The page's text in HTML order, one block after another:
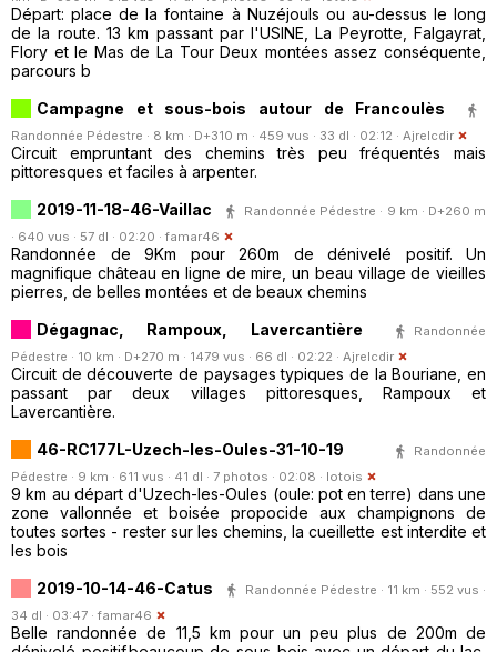
Départ: place de la fontaine à Nuzéjouls ou au-dessus le long
de la route. 13 km passant par l'USINE, La Peyrotte, Falgayrat,
Flory et le Mas de La Tour Deux montées assez conséquente,
parcours b
Campagne et sous-bois autour de Francoulès
Randonnée Pédestre · 8 km · D+310 m · 459 vus · 33 dl · 02:12 · Ajrelcdir
Circuit empruntant des chemins très peu fréquentés mais
pittoresques et faciles à arpenter.
2019-11-18-46-Vaillac
Randonnée Pédestre · 9 km · D+260 m
· 640 vus · 57 dl · 02:20 · famar46
Randonnée de 9Km pour 260m de dénivelé positif. Un
magnifique château en ligne de mire, un beau village de vieilles
pierres, de belles montées et de beaux chemins
Dégagnac, Rampoux, Lavercantière
Randonnée
Pédestre · 10 km · D+270 m · 1479 vus · 66 dl · 02:22 · Ajrelcdir
Circuit de découverte de paysages typiques de la Bouriane, en
passant par deux villages pittoresques, Rampoux et
Lavercantière.
46-RC177L-Uzech-les-Oules-31-10-19
Randonnée
Pédestre · 9 km · 611 vus · 41 dl · 7 photos · 02:08 · lotois
9 km au départ d'Uzech-les-Oules (oule: pot en terre) dans une
zone vallonnée et boisée propocide aux champignons de
toutes sortes - rester sur les chemins, la cueillette est interdite et
les bois
2019-10-14-46-Catus
Randonnée Pédestre · 11 km · 552 vus ·
34 dl · 03:47 · famar46
Belle randonnée de 11,5 km pour un peu plus de 200m de